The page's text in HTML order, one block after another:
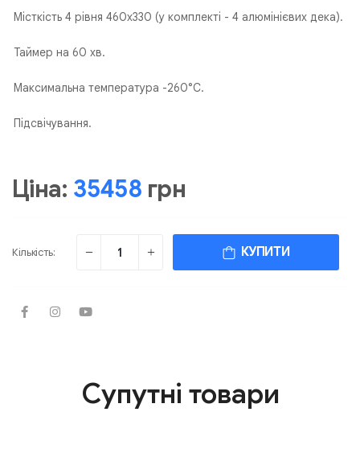
Місткість 4 рівня 460х330 (у комплекті - 4 алюмінієвих дека).
Таймер на 60 хв.
Максимальна температура -260°C.
Підсвічування.
Ціна: 35458 грн
Кількість: КУПИТИ
Супутні товари